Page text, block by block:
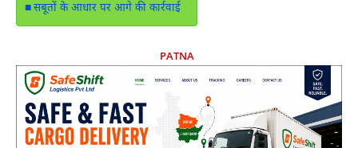
सबूतों के आधार पर आगे की कार्रवाई
PATNA